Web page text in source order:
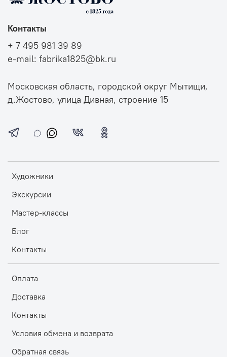
Художники
Экскурсии
Мастер-классы
Блог
Контакты
Оплата
Доставка
Контакты
Условия обмена и возврата
Обратная связь
Контакты
+ 7 495 981 39 89
e-mail: fabrika1825@bk.ru
Московская область, городской округ Мытищи,
д.Жостово, улица Дивная, строение 15